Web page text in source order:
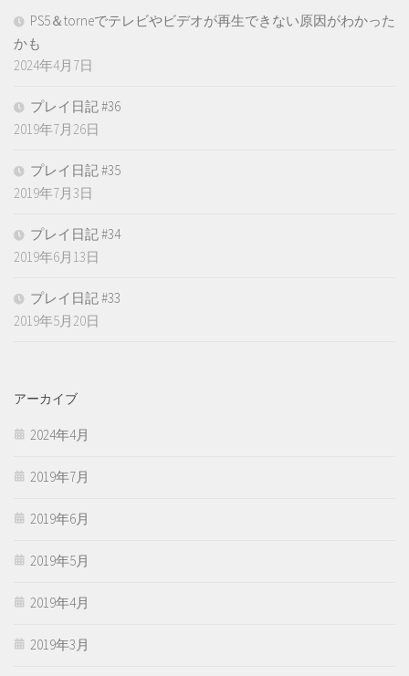
PS5＆torneでテレビやビデオが再生できない原因がわかった
かも
2024年4月7日
プレイ日記 #36
2019年7月26日
プレイ日記 #35
2019年7月3日
プレイ日記 #34
2019年6月13日
プレイ日記 #33
2019年5月20日
アーカイブ
2024年4月
2019年7月
2019年6月
2019年5月
2019年4月
2019年3月